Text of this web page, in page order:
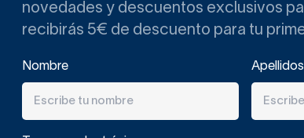
novedades y descuentos exclusivos
recibirás 5€ de descuento para tu
Nombre Apellidos